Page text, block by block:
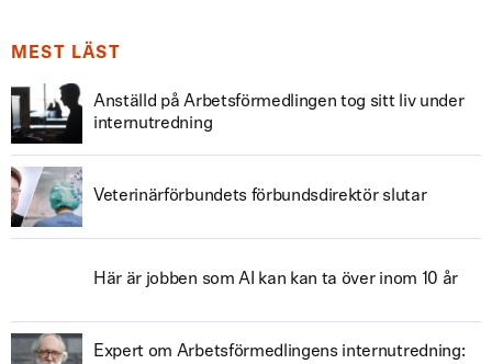
MEST LÄST
Anställd på Arbetsförmedlingen tog sitt liv under
internutredning
Veterinärförbundets förbundsdirektör slutar
Här är jobben som AI kan kan ta över inom 10 år
Expert om Arbetsförmedlingens internutredning: